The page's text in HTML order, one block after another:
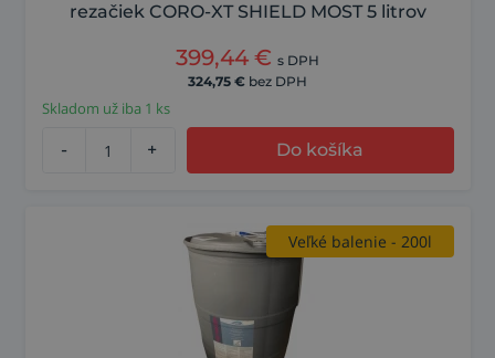
rezačiek CORO-XT SHIELD MOST 5 litrov
399,44 € s DPH
324,75 € bez DPH
Skladom už iba 1 ks
- + Do košíka
Veľké balenie - 200l